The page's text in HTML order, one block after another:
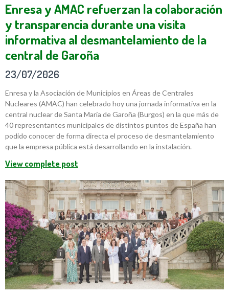
Enresa y AMAC refuerzan la colaboración
y transparencia durante una visita
informativa al desmantelamiento de la
central de Garoña
23/07/2026
Enresa y la Asociación de Municipios en Áreas de Centrales
Nucleares (AMAC) han celebrado hoy una jornada informativa en la
central nuclear de Santa María de Garoña (Burgos) en la que más de
40 representantes municipales de distintos puntos de España han
podido conocer de forma directa el proceso de desmantelamiento
que la empresa pública está desarrollando en la instalación.
View complete post